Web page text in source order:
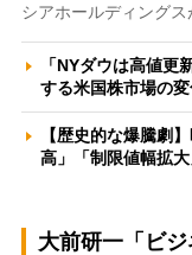
シアホールディング
「NYダウは高値
する米国株市場の
【歴史的な爆騰劇
高」「制限値幅拡
大前研一「ビ